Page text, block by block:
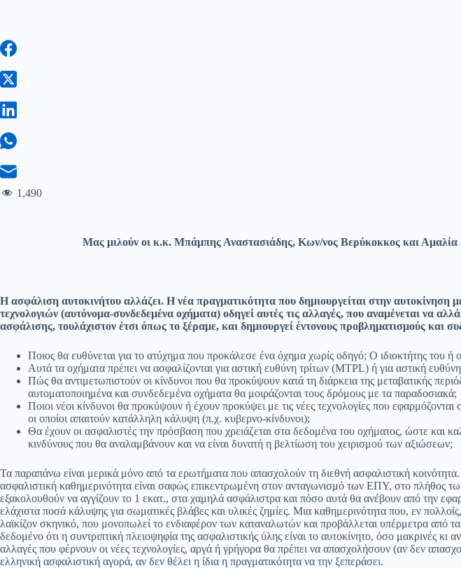
1,490
Μας μιλούν οι κ.κ. Μπάμπης Αναστασιάδης, Κων/νος Βερύκοκκος και
H ασφάλιση αυτοκινήτου αλλάζει. Η νέα πραγματικότητα που δημιουργείται στην αυτοκίνηση
τεχνολογιών (αυτόνομα-συνδεδεμένα οχήματα) οδηγεί αυτές τις αλλαγές, που αναμένεται να
ασφάλισης, τουλάχιστον έτσι όπως το ξέραμε, και δημιουργεί έντονους προβληματισμούς και
Ποιος θα ευθύνεται για το ατύχημα που προκάλεσε ένα όχημα χωρίς οδηγό; Ο ιδιοκτήτης του ή
Αυτά τα οχήματα πρέπει να ασφαλίζονται για αστική ευθύνη τρίτων (MTPL) ή για αστική
Πώς θα αντιμετωπιστούν οι κίνδυνοι που θα προκύψουν κατά τη διάρκεια της μεταβατικής
αυτοματοποιημένα και συνδεδεμένα οχήματα θα μοιράζονται τους δρόμους με τα παραδοσιακά;
Ποιοι νέοι κίνδυνοι θα προκύψουν ή έχουν προκύψει με τις νέες τεχνολογίες που εφαρμόζονται
οι οποίοι απαιτούν κατάλληλη κάλυψη (π.χ. κυβερνο-κίνδυνοι);
Θα έχουν οι ασφαλιστές την πρόσβαση που χρειάζεται στα δεδομένα του οχήματος, ώστε και
κινδύνους που θα αναλαμβάνουν και να είναι δυνατή η βελτίωση του χειρισμού των αξιώσεων;
Τα παραπάνω είναι μερικά μόνο από τα ερωτήματα που απασχολούν τη διεθνή ασφαλιστική
ασφαλιστική καθημερινότητα είναι σαφώς επικεντρωμένη στον ανταγωνισμό των ΕΠΥ, στο πλήθος
εξακολουθούν να αγγίζουν το 1 εκατ., στα χαμηλά ασφάλιστρα και πόσο αυτά θα ανέβουν από την
ελάχιστα ποσά κάλυψης για σωματικές βλάβες και υλικές ζημίες. Μια καθημερινότητα που, εν
λαϊκίζον σκηνικό, που μονοπωλεί το ενδιαφέρον των καταναλωτών και προβάλλεται υπέρμετρα
δεδομένο ότι η συντριπτική πλειοψηφία της ασφαλιστικής ύλης είναι το αυτοκίνητο, όσο μακρινές κι
αλλαγές που φέρνουν οι νέες τεχνολογίες, αργά ή γρήγορα θα πρέπει να απασχολήσουν (αν δεν
ελληνική ασφαλιστική αγορά, αν δεν θέλει η ίδια η πραγματικότητα να την ξεπεράσει.